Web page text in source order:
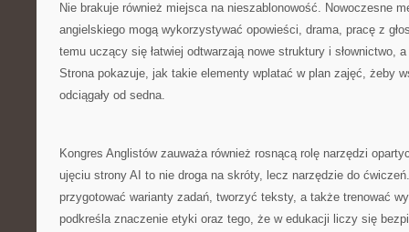
Nie brakuje również miejsca na nieszablonowość. Nowoczesne
angielskiego mogą wykorzystywać opowieści, drama, pracę z
temu uczący się łatwiej odtwarzają nowe struktury i słownictwo,
Strona pokazuje, jak takie elementy wplatać w plan zajęć, żeby
odciągały od sedna.
Kongres Anglistów zauważa również rosnącą rolę narzędzi
ujęciu strony AI to nie droga na skróty, lecz narzędzie do
przygotować warianty zadań, tworzyć teksty, a także trenować
podkreśla znaczenie etyki oraz tego, że w edukacji liczy się